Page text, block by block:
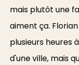
mais plutôt une
aiment ça.
plusieurs heures
d'une ville, mais